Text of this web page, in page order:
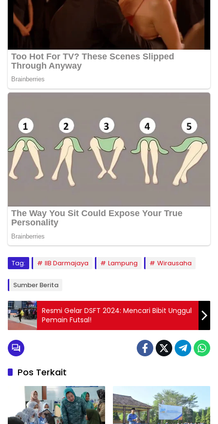
Tag: IIB Darmajaya Lampung Wirausaha
Sumber Berita
Resmi Gelar DSFT 2024: Mencari Bibit Unggul
Pemain Futsal!
Pos Terkait